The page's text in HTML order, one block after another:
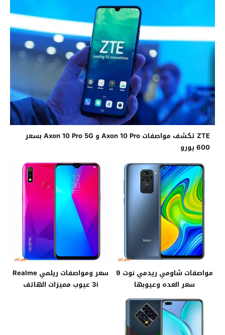
ZTE تكشف مواصفات Axon 10 Pro و Axon 10 Pro 5G بسعر
600 يورو
مواصفات شاومي ريدمي نوت 9
سعر العده وعيوبها
سعر ومواصفات ريلمي Realme
3i عيوب مميزات الهاتف